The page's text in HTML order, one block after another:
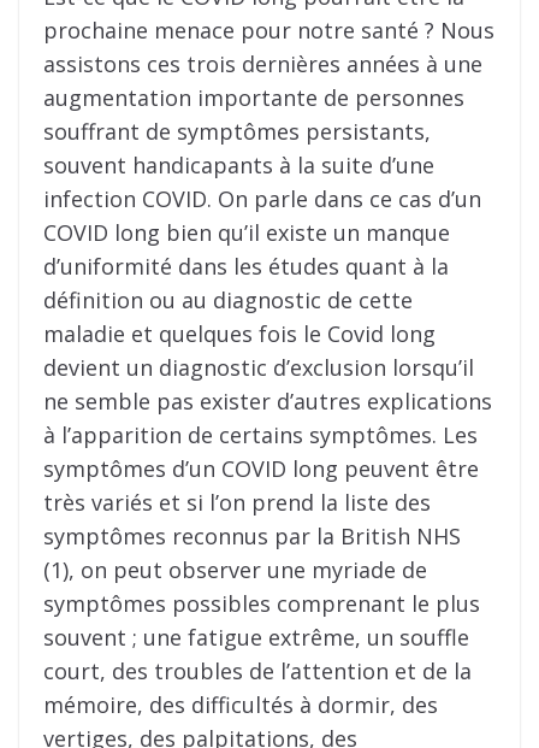
prochaine menace pour notre santé ? Nous
assistons ces trois dernières années à une
augmentation importante de personnes
souffrant de symptômes persistants,
souvent handicapants à la suite d’une
infection COVID. On parle dans ce cas d’un
COVID long bien qu’il existe un manque
d’uniformité dans les études quant à la
définition ou au diagnostic de cette
maladie et quelques fois le Covid long
devient un diagnostic d’exclusion lorsqu’il
ne semble pas exister d’autres explications
à l’apparition de certains symptômes. Les
symptômes d’un COVID long peuvent être
très variés et si l’on prend la liste des
symptômes reconnus par la British NHS
(1), on peut observer une myriade de
symptômes possibles comprenant le plus
souvent ; une fatigue extrême, un souffle
court, des troubles de l’attention et de la
mémoire, des difficultés à dormir, des
vertiges, des palpitations, des